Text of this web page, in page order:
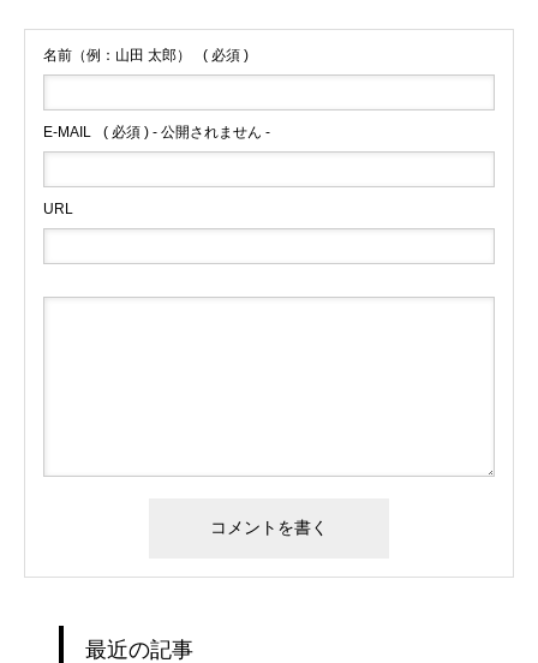
名前（例：山田 太郎） ( 必須 )
E-MAIL ( 必須 ) - 公開されません -
URL
最近の記事